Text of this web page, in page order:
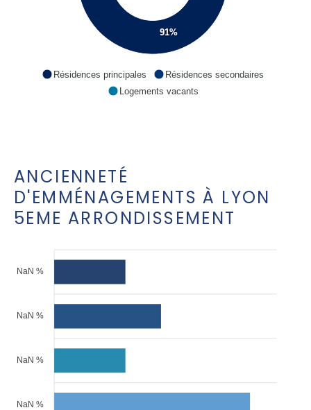
91%
Résidences principales
Résidences secondaires
Logements vacants
ANCIENNETÉ
D'EMMÉNAGEMENTS À LYON
5EME ARRONDISSEMENT
NaN %
NaN %
NaN %
NaN %